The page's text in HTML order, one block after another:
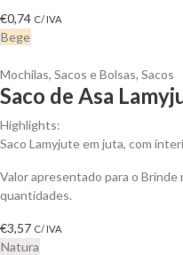
€0,74 C/ IVA
Bege
Mochilas, Sacos e Bolsas, Sacos
Saco de Asa
Highlights:
Saco Lamyjute em juta, com
Valor apresentado para o
quantidades.
€3,57 C/ IVA
Natura